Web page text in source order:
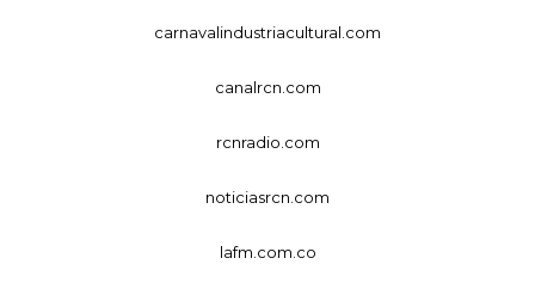
carnavalindustriacultural.com
canalrcn.com
rcnradio.com
noticiasrcn.com
lafm.com.co